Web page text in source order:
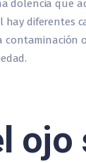
dolencia que
diferentes
contaminación
ojo